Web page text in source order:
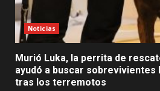
Noticias
Murió Luka, la perrita de
ayudó a buscar sobrevivientes
tras los terremotos